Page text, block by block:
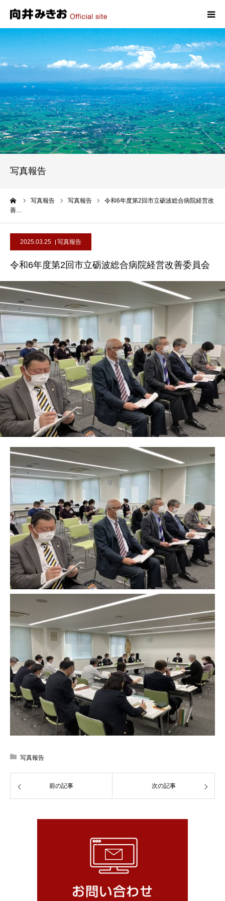
写真報告
写真報告 写真報告
令和6年度第2回市立砺波総合病院経営改
善…
2025.03.25 写真報告
令和6年度第2回市立砺波総合病院経営改善委員会
写真報告
前の記事 次の記事
HOME
プロフィール
政策
活動報告